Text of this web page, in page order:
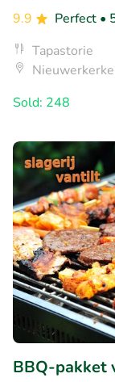
9.9
Perfect •
Tapastorie
Sold: 248
BBQ-pakket